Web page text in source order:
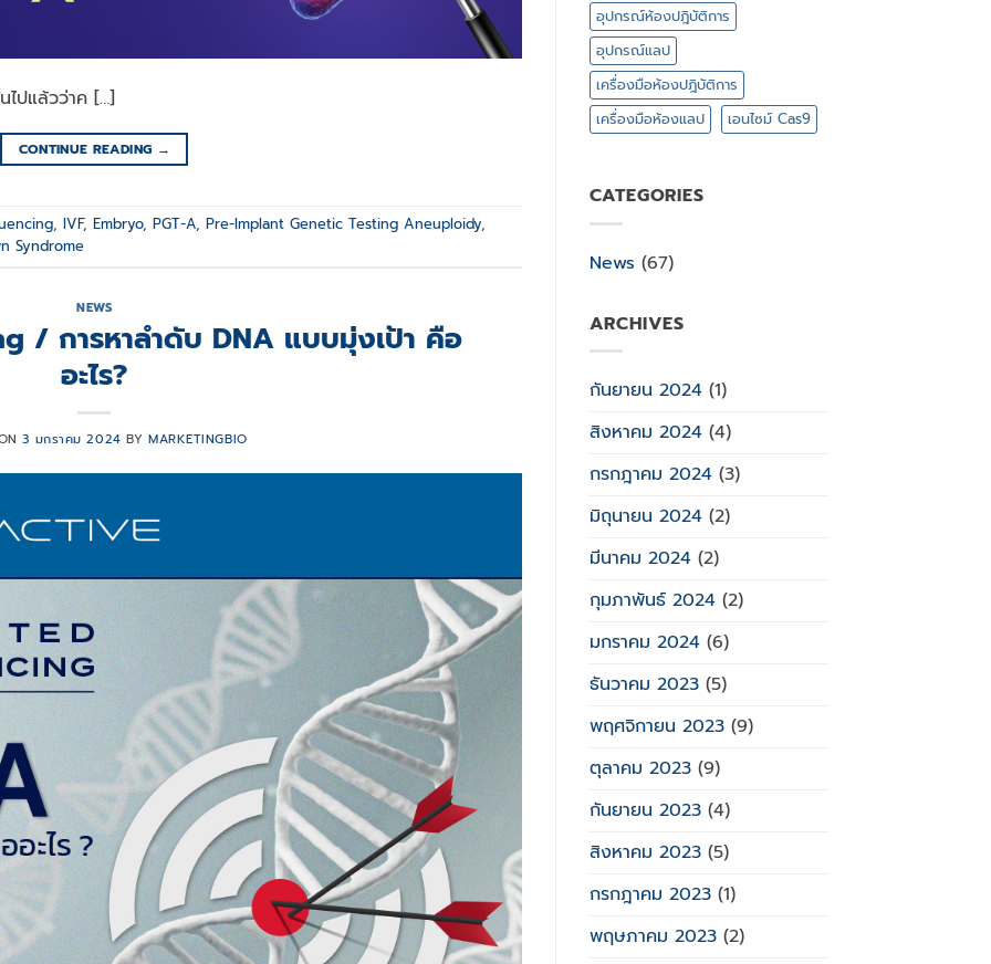
ไปแล้วว่าค […]
CONTINUE READING →
, IVF, Embryo, PGT-A, Pre-Implant Genetic Testing Aneuploidy,
Syndrome
NEWS
/ การหาลำดับ DNA แบบมุ่งเป้า คือ
อะไร?
3 มกราคม 2024 BY MARKETINGBIO
อุปกรณ์ห้องปฎิบัติการ
อุปกรณ์แลป
เครื่องมือห้องปฎิบัติการ
เครื่องมือห้องแลป
เอนไซม์ Cas9
CATEGORIES
News (67)
ARCHIVES
กันยายน 2024(1)
สิงหาคม 2024(4)
กรกฎาคม 2024(3)
มิถุนายน 2024(2)
มีนาคม 2024(2)
กุมภาพันธ์ 2024(2)
มกราคม 2024(6)
ธันวาคม 2023(5)
พฤศจิกายน 2023(9)
ตุลาคม 2023(9)
กันยายน 2023(4)
สิงหาคม 2023(5)
กรกฎาคม 2023(1)
พฤษภาคม 2023(2)